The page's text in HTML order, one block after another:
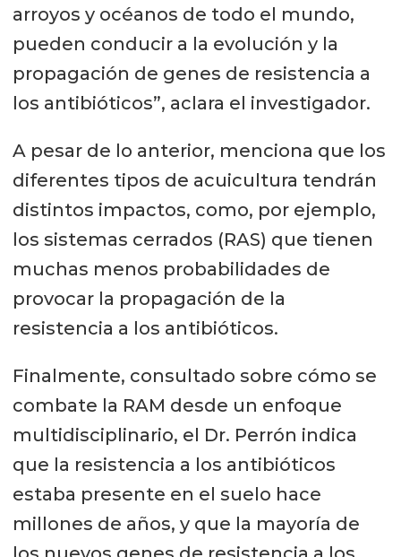
arroyos y océanos de todo el mundo,
pueden conducir a la evolución y la
propagación de genes de resistencia a
los antibióticos”, aclara el investigador.
A pesar de lo anterior, menciona que los
diferentes tipos de acuicultura tendrán
distintos impactos, como, por ejemplo,
los sistemas cerrados (RAS) que tienen
muchas menos probabilidades de
provocar la propagación de la
resistencia a los antibióticos.
Finalmente, consultado sobre cómo se
combate la RAM desde un enfoque
multidisciplinario, el Dr. Perrón indica
que la resistencia a los antibióticos
estaba presente en el suelo hace
millones de años, y que la mayoría de